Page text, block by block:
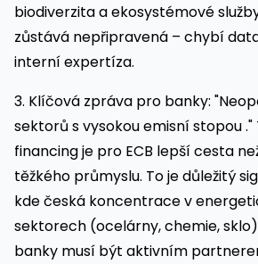
biodiverzita a ekosystémové
zůstává nepřipravená – chybí
interní expertíza.
3. Klíčová zpráva pro banky:
sektorů s vysokou emisní stopou
financing je pro ECB lepší cesta
těžkého průmyslu. To je důležitý
kde česká koncentrace v
sektorech (ocelárny, chemie,
banky musí být aktivním